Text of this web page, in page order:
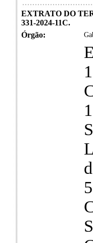
EXTRATO DO
331-2024-11C.
Órgão: